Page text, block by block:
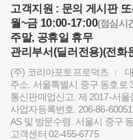
2024 레오포토
토키나 주관 국제
빌트록스 모델 촬
빌트록스 75mm
2024년 상반기
고객지원 : 문의 게시판
월~금 10:00-17:00(점심시
주말, 공휴일 휴무
관리부서(딜러전용)(전화
(주) 코리아포토프로덕츠
주소. 서울특별시 중구 동호로
통신판매업신고. 제 2017-서울
사업자등록번호. 206-86-60051
AS 및 방문수령. 서울시 중구
고객센터 02-455-6775